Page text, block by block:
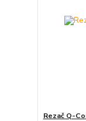
Rezač Q-